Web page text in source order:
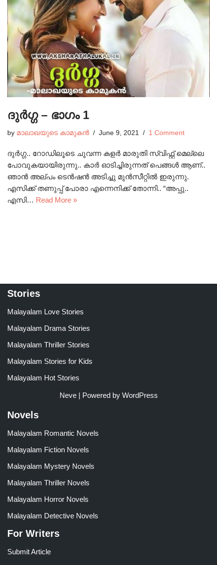
ദുർഗ്ഗ – ഭാഗം 1
by മാലാഖയുടെ കാമുകൻ June 9, 2021 1 Comment
ദുർഗ്ഗ.. റോഡിലൂടെ ചുവന്ന കളർ മാരുതി സ്വിഫ്റ്റ് മെല്ലെ
പോവുകയായിരുന്നു.. കാർ ഓടിച്ചിരുന്നത് പെങ്ങൾ ആണ്..
ഞാൻ അല്പം ടെൻഷൻ അടിച്ചു മുൻസീറ്റിൽ ഇരുന്നു.
എസിക്ക് തണുപ്പ് പോരാ എന്നെനിക്ക് തോന്നി.. “അപ്പു..
എസി… Read More »
Stories
Malayalam Love Stories
Malayalam Drama Stories
Malayalam Thriller Stories
Malayalam Stories for Kids
Malayalam Hot Stories
Neve| Powered by WordPress
Novels
Malayalam Romantic Novels
Malayalam Fiction Novels
Malayalam Mystery Novels
Malayalam Thriller Novels
Malayalam Horror Novels
Malayalam Detective Novels
For Writers
Submit Article